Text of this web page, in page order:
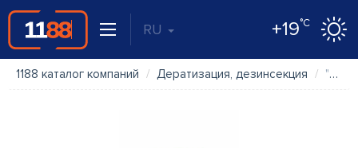
RU +19°C
1188 каталог компаний Дератизация, дезинсекция "APU Genesis" SIA